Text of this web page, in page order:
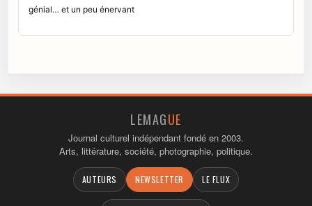
génial… et un peu énervant
LEMAGUE
Journal culturel indépendant fondé en 2003.
Arts, littérature, société, photographie, politique.
AUTEURS NEWSLETTER LE FLUX